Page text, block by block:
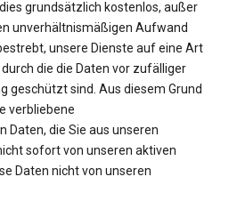
grundsätzlich kostenlos, außer
unverhältnismäßigen Aufwand
unsere Dienste auf eine Art
die die Daten vor zufälliger
geschützt sind. Aus diesem Grund
verbliebene
Daten, die Sie aus unseren
sofort von unseren aktiven
Daten nicht von unseren